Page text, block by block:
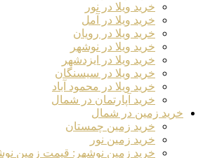
خرید ویلا در نور
خرید ویلا در آمل
خرید ویلا در رویان
خرید ویلا در نوشهر
خرید ویلا در ایزدشهر
خرید ویلا در سیسنگان
خرید ویلا در محمود آباد
خرید آپارتمان در شمال
خرید زمین در شمال
خرید زمین چمستان
خرید زمین نور
خرید زمین نوشهر: قیمت زمین نوشهر